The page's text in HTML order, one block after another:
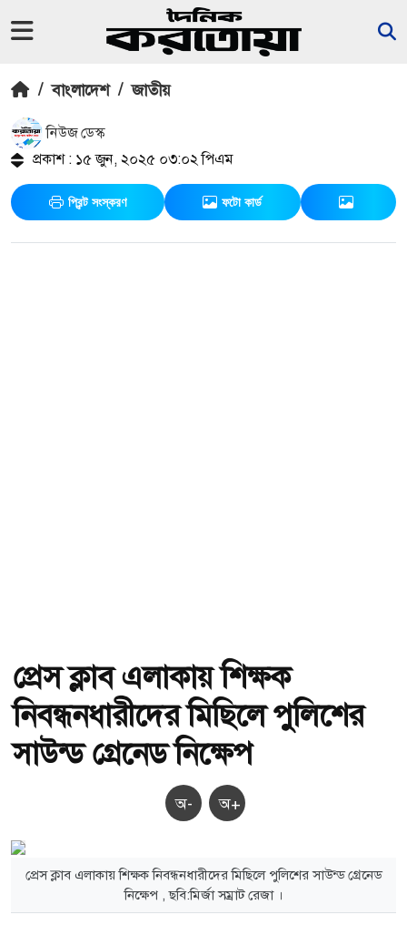
/ বাংলাদেশ / জাতীয়
নিউজ ডেস্ক
প্রকাশ : ১৫ জুন, ২০২৫ ০৩:০২ পিএম
প্রিন্ট সংস্করণ ফটো কার্ড
প্রেস ক্লাব এলাকায় শিক্ষক
নিবন্ধনধারীদের মিছিলে পুলিশের
সাউন্ড গ্রেনেড নিক্ষেপ
অ- অ+
প্রেস ক্লাব এলাকায় শিক্ষক নিবন্ধনধারীদের মিছিলে পুলিশের সাউন্ড গ্রেনেড
নিক্ষেপ , ছবি:মির্জা সম্রাট রেজা ।